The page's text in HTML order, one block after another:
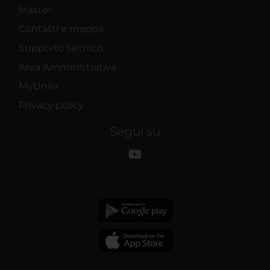
Master
Contatti e mappa
Supporto tecnico
Area Amministrativa
MyUnivr
Privacy policy
Segui su